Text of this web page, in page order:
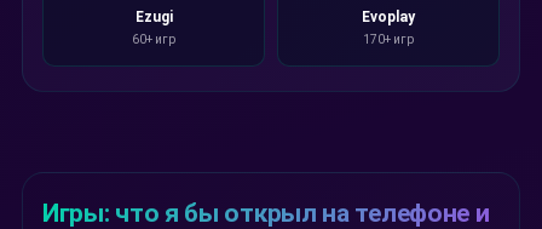
Ezugi
60+ игр
Evoplay
170+ игр
Игры: что я бы открыл на телефоне и